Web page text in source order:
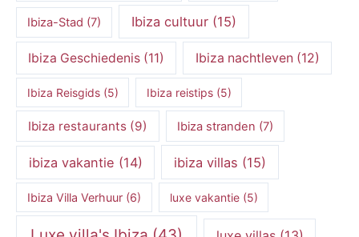
Ibiza-Stad (7) Ibiza cultuur (15)
Ibiza Geschiedenis (11) Ibiza nachtleven (12)
Ibiza Reisgids(5) Ibiza reistips(5)
Ibiza restaurants(9) Ibiza stranden (7)
ibiza vakantie (14) ibiza villas (15)
Ibiza Villa Verhuur(6) luxe vakantie(5)